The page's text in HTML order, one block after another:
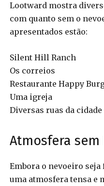
Lootward mostra
com quanto sem o
apresentados estão:
Silent Hill Ranch
Os correios
Restaurante Happy
Uma igreja
Diversas ruas da cidade
Atmosfera sem
Embora o nevoeiro
uma atmosfera tensa e